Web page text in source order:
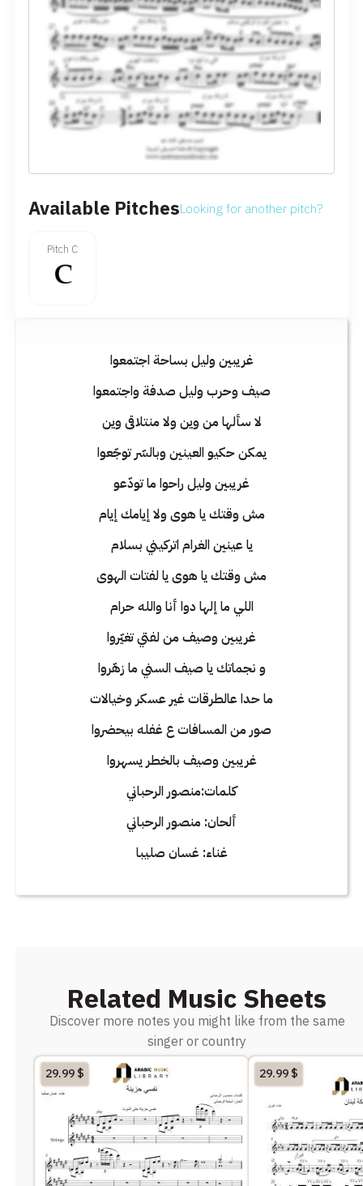
Available PitchesLooking for another pitch?
Pitch C
غريبين وليل بساحة اجتمعوا
صيف وحرب وليل صدفة واجتمعوا
لا سألها من وين ولا منتلاقى وين
يمكن حكيو العينين وبالسّر توجّعوا
غريبين وليل راحوا ما تودّعو
مش وقتك يا هوى ولا إيامك إيام
يا عينين الغرام اتركيني بسلام
مش وقتك يا هوى يا لفتات الهوى
اللي ما إلها دوا أنا والله حرام
غريبين وصيف من لفتي تغيّروا
و نجماتك يا صيف السني ما زهّروا
ما حدا عالطرقات غير عسكر وخيالات
صور من المسافات ع غفله بيحضروا
غريبين وصيف بالخطر يسهروا
كلمات:منصور الرحباني
ألحان: منصور الرحباني
غناء: غسان صليبا
Related Music Sheets
Discover more notes you might like from the same
singer or country
29.99$ 29.99$